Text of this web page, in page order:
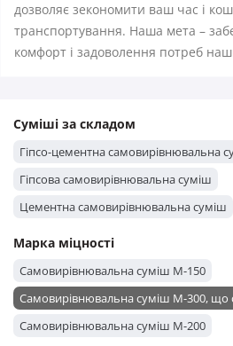
дозволяє зекономити ваш час і
транспортування. Наша мета –
комфорт і задоволення потреб
Суміші за складом
Гіпсо-цементна самовирівнювальна
Гіпсова самовирівнювальна суміш
Цементна самовирівнювальна суміш
Марка міцності
Самовирівнювальна суміш М-150
Самовирівнювальна суміш М-300, що
Самовирівнювальна суміш М-200